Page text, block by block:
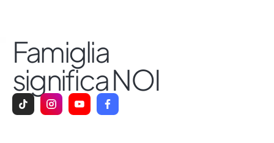
Famiglia
significa NOI